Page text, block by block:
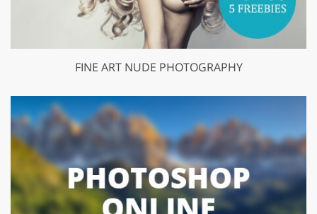
FINE ART NUDE PHOTOGRAPHY